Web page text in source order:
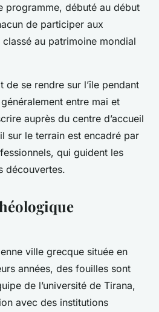
programme, débuté au début
de participer aux
au patrimoine mondial
se rendre sur l’île pendant
entre mai et
auprès du centre d’accueil
sur le terrain est encadré par
qui guident les
découvertes.
ville grecque située en
années, des fouilles sont
de l’université de Tirana,
avec des institutions